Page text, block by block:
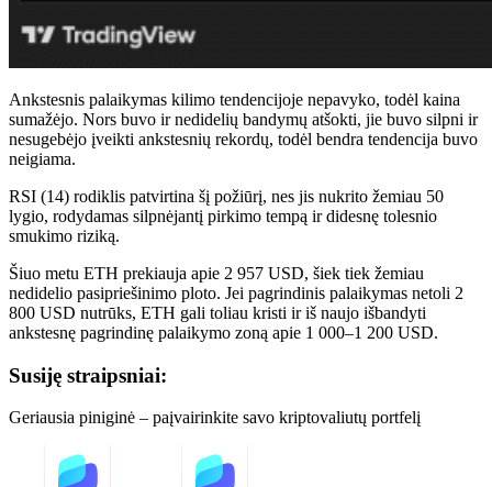
Ankstesnis palaikymas kilimo tendencijoje nepavyko, todėl kaina
sumažėjo. Nors buvo ir nedidelių bandymų atšokti, jie buvo silpni ir
nesugebėjo įveikti ankstesnių rekordų, todėl bendra tendencija buvo
neigiama.
RSI (14) rodiklis patvirtina šį požiūrį, nes jis nukrito žemiau 50
lygio, rodydamas silpnėjantį pirkimo tempą ir didesnę tolesnio
smukimo riziką.
Šiuo metu ETH prekiauja apie 2 957 USD, šiek tiek žemiau
nedidelio pasipriešinimo ploto. Jei pagrindinis palaikymas netoli 2
800 USD nutrūks, ETH gali toliau kristi ir iš naujo išbandyti
ankstesnę pagrindinę palaikymo zoną apie 1 000–1 200 USD.
Susiję straipsniai:
Geriausia piniginė – paįvairinkite savo kriptovaliutų portfelį